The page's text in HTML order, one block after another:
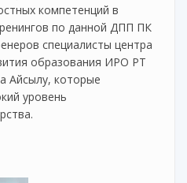
компетенций в
по данной ДПП ПК
специалисты центра
образования ИРО РТ
Айсылу, которые
уровень